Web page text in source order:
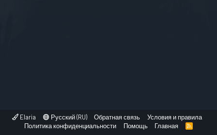
Elaria Русский (RU) Обратная связь
Условия и правила
Политика конфиденциальности
Помощь Главная
R